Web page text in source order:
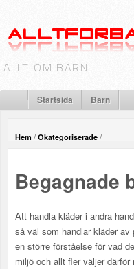
ALLT OM BARN
Startsida Barn
Hem / Okategoriserade /
Begagnade
Att handla kläder i andra
så väl som handlar kläder
en större förståelse för vad
miljö och allt fler väljer